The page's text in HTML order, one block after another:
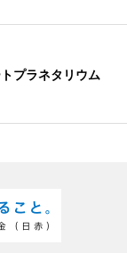
プラネタリウム